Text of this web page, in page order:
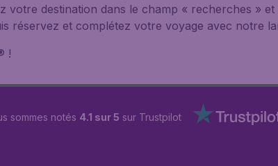
votre destination dans le champ « recherches »
réservez et complétez votre voyage avec notre
!
sommes notés 4.1 sur 5 sur Trustpilot